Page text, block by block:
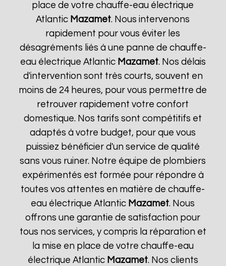
place de votre chauffe-eau électrique
Atlantic Mazamet. Nous intervenons
rapidement pour vous éviter les
désagréments liés à une panne de chauffe-
eau électrique Atlantic Mazamet. Nos délais
d'intervention sont très courts, souvent en
moins de 24 heures, pour vous permettre de
retrouver rapidement votre confort
domestique. Nos tarifs sont compétitifs et
adaptés à votre budget, pour que vous
puissiez bénéficier d'un service de qualité
sans vous ruiner. Notre équipe de plombiers
expérimentés est formée pour répondre à
toutes vos attentes en matière de chauffe-
eau électrique Atlantic Mazamet. Nous
offrons une garantie de satisfaction pour
tous nos services, y compris la réparation et
la mise en place de votre chauffe-eau
électrique Atlantic Mazamet. Nos clients